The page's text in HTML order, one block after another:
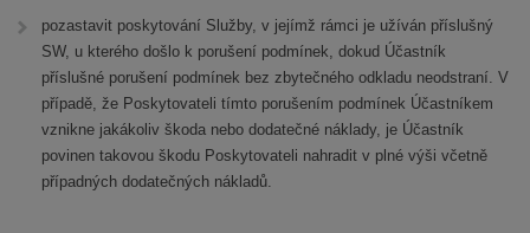
pozastavit poskytování Služby, v jejímž rámci je užíván příslušný
SW, u kterého došlo k porušení podmínek, dokud Účastník
příslušné porušení podmínek bez zbytečného odkladu neodstraní. V
případě, že Poskytovateli tímto porušením podmínek Účastníkem
vznikne jakákoliv škoda nebo dodatečné náklady, je Účastník
povinen takovou škodu Poskytovateli nahradit v plné výši včetně
případných dodatečných nákladů.